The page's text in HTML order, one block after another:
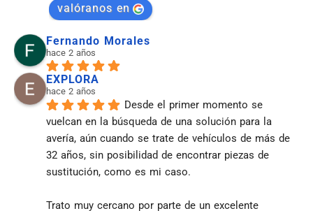
valóranos en
Fernando Morales
hace 2 años
EXPLORA
hace 2 años
Desde el primer momento se
vuelcan en la búsqueda de una solución para la
avería, aún cuando se trate de vehículos de más de
32 años, sin posibilidad de encontrar piezas de
sustitución, como es mi caso.
Trato muy cercano por parte de un excelente